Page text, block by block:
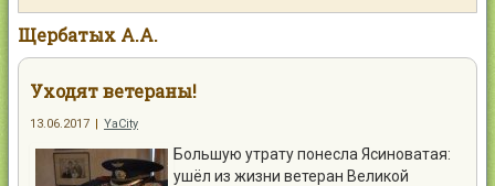
Контакты
Войти
Щербатых А.А.
Уходят ветераны!
13.06.2017 | YaCity
Большую утрату понесла Ясиноватая:
ушёл из жизни ветеран Великой